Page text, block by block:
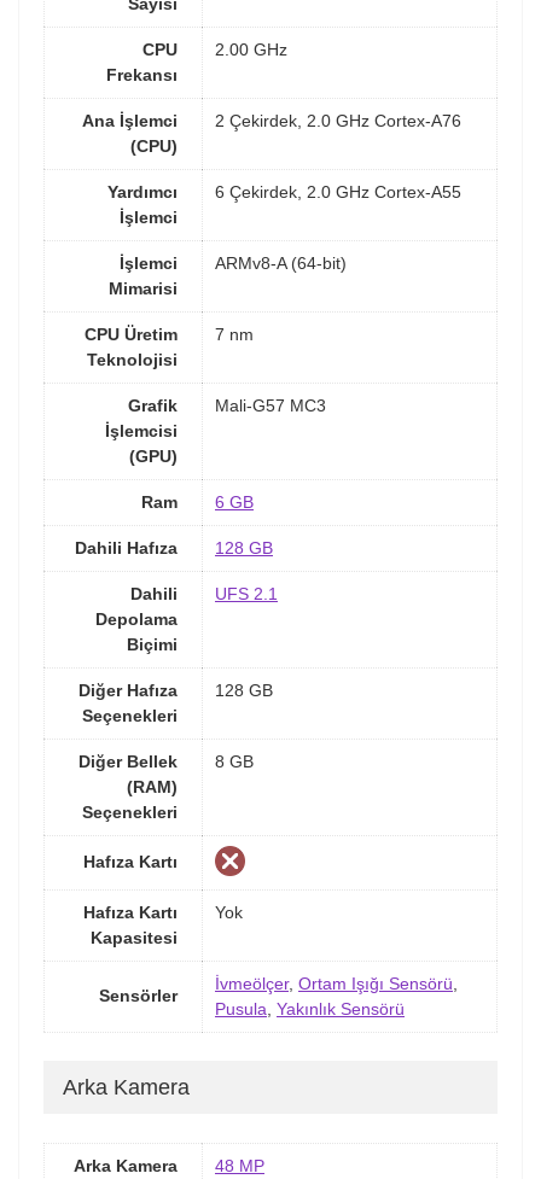
CPU
Frekansı
2.00 GHz
Ana İşlemci
(CPU)
2 Çekirdek, 2.0 GHz Cortex-A76
Yardımcı
İşlemci
6 Çekirdek, 2.0 GHz Cortex-A55
İşlemci
Mimarisi
ARMv8-A (64-bit)
CPU Üretim
Teknolojisi
7 nm
Grafik
İşlemcisi
(GPU)
Mali-G57 MC3
Ram 6 GB
Dahili Hafıza 128 GB
Dahili
Depolama
Biçimi
UFS 2.1
Diğer Hafıza
Seçenekleri
128 GB
Diğer Bellek
(RAM)
Seçenekleri
8 GB
Hafıza Kartı
Hafıza Kartı
Kapasitesi
Yok
Sensörler
İvmeölçer, Ortam Işığı Sensörü
Pusula Yakınlık Sensörü
Arka Kamera
Arka Kamera
48 MP